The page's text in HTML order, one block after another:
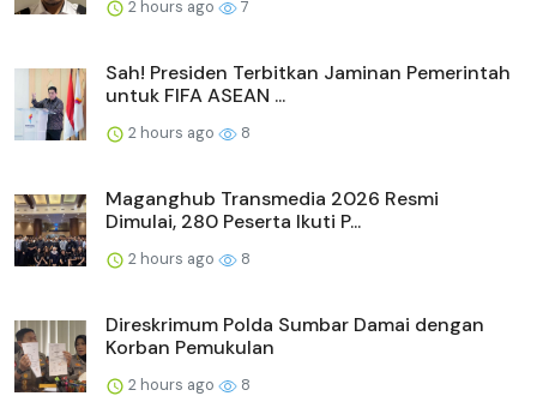
2 hours ago 7
Sah! Presiden Terbitkan Jaminan Pemerintah
untuk FIFA ASEAN ...
2 hours ago 8
Maganghub Transmedia 2026 Resmi
Dimulai, 280 Peserta Ikuti P...
2 hours ago 8
Direskrimum Polda Sumbar Damai dengan
Korban Pemukulan
2 hours ago 8